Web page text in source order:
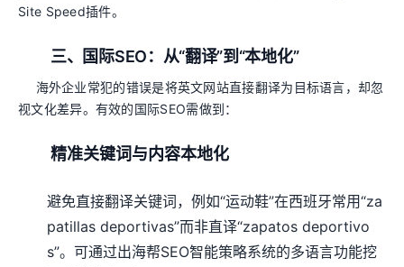
Site Speed插件。
三、国际SEO：从“翻译”到“本地化”
海外企业常犯的错误是将英文网站直接翻译为目标语言，却忽
视文化差异。有效的国际SEO需做到：
精准关键词与内容本地化
避免直接翻译关键词，例如“运动鞋”在西班牙常用“za
patillas deportivas”而非直译“zapatos deportivo
s”。可通过出海帮SEO智能策略系统的多语言功能挖